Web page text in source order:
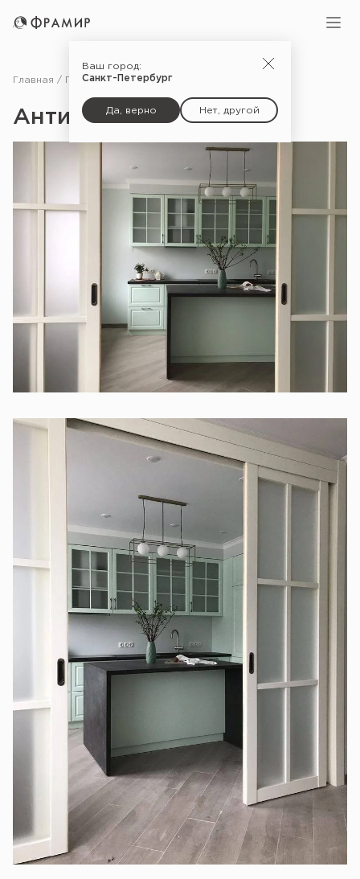
Ваш город:
Санкт-Петербург
Да, верно Нет, другой
Главная Портфолио Античный белый
Античный белый